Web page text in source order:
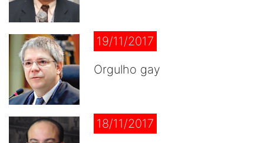
19/11/2017
Orgulho gay
18/11/2017